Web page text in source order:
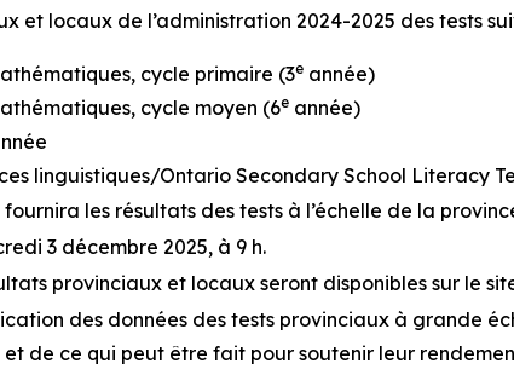
et locaux de l’administration 2024-2025 des tests
cycle primaire (3e année)
cycle moyen (6e année)
linguistiques/Ontario Secondary School Literacy
fournira les résultats des tests à l’échelle de la
3 décembre 2025, à 9 h.
provinciaux et locaux seront disponibles sur le
des données des tests provinciaux à grande
et de ce qui peut être fait pour soutenir leur